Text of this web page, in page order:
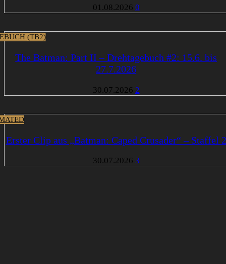
01.08.2026 0
(TB2)
The Batman: Part II – Drehtagebuch #2: 15.6. bis
27.7.2026
30.07.2026 2
Erster Clip aus „Batman: Caped Crusader“ – Staffel 2
30.07.2026 3